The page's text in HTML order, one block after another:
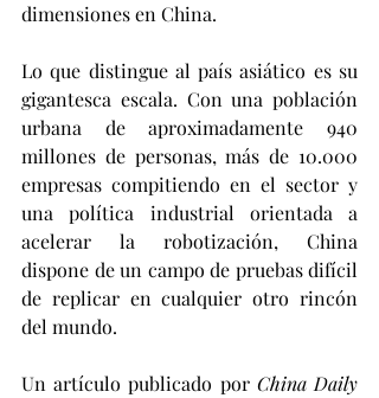
dimensiones en China.
Lo que distingue al país asiático es su
gigantesca escala. Con una población
urbana de aproximadamente 940
millones de personas, más de 10.000
empresas compitiendo en el sector y
una política industrial orientada a
acelerar la robotización, China
dispone de un campo de pruebas difícil
de replicar en cualquier otro rincón
del mundo.
Un artículo publicado por China Daily